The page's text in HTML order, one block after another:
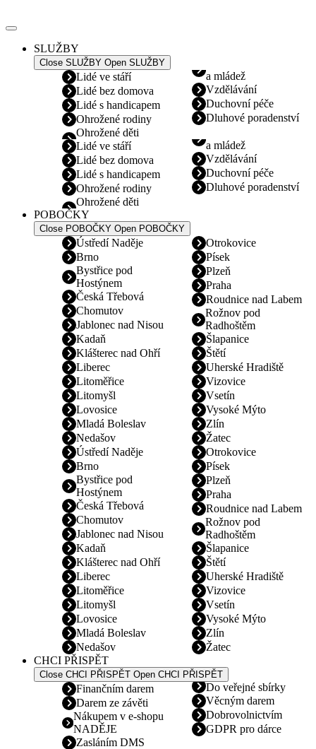
k
SLUŽBY
Close SLUŽBY Open SLUŽBY
Lidé ve stáří
Lidé bez domova
Lidé s handicapem
Ohrožené rodiny
Ohrožené děti
a mládež
Vzdělávání
Duchovní péče
Dluhové poradenství
Lidé ve stáří
Lidé bez domova
Lidé s handicapem
Ohrožené rodiny
Ohrožené děti
a mládež
Vzdělávání
Duchovní péče
Dluhové poradenství
POBOČKY
Close POBOČKY Open POBOČKY
Ústředí Naděje
Brno
Bystřice pod
Hostýnem
Česká Třebová
Chomutov
Jablonec nad Nisou
Kadaň
Klášterec nad Ohří
Liberec
Litoměřice
Litomyšl
Lovosice
Mladá Boleslav
Nedašov
Otrokovice
Písek
Plzeň
Praha
Roudnice nad Labem
Rožnov pod
Radhoštěm
Šlapanice
Štětí
Uherské Hradiště
Vizovice
Vsetín
Vysoké Mýto
Zlín
Žatec
Ústředí Naděje
Brno
Bystřice pod
Hostýnem
Česká Třebová
Chomutov
Jablonec nad Nisou
Kadaň
Klášterec nad Ohří
Liberec
Litoměřice
Litomyšl
Lovosice
Mladá Boleslav
Nedašov
Otrokovice
Písek
Plzeň
Praha
Roudnice nad Labem
Rožnov pod
Radhoštěm
Šlapanice
Štětí
Uherské Hradiště
Vizovice
Vsetín
Vysoké Mýto
Zlín
Žatec
CHCI PŘISPĚT
Close CHCI PŘISPĚT Open CHCI PŘISPĚT
Finančním darem
Darem ze závěti
Nákupem v e-shopu
NADĚJE
Zasláním DMS
Do veřejné sbírky
Věcným darem
Dobrovolnictvím
GDPR pro dárce